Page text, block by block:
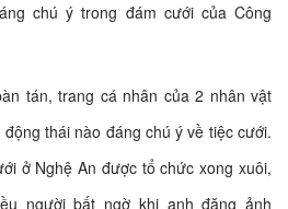
chú ý trong đám cưới của Công
tán, trang cá nhân của 2 nhân vật
thái nào đáng chú ý về tiệc cưới.
ở Nghệ An được tổ chức xong xuôi,
người bất ngờ khi anh đăng ảnh